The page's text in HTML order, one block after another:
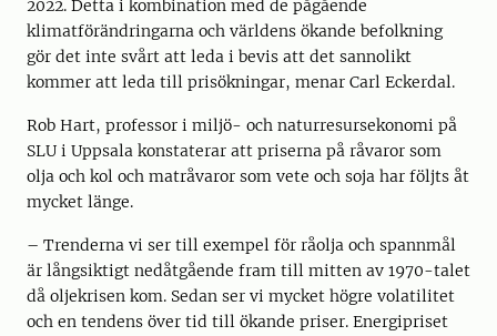
2022. Detta i kombination med de pågående
klimatförändringarna och världens ökande befolkning
gör det inte svårt att leda i bevis att det sannolikt
kommer att leda till prisökningar, menar Carl Eckerdal.
Rob Hart, professor i miljö- och naturresursekonomi på
SLU i Uppsala konstaterar att priserna på råvaror som
olja och kol och matråvaror som vete och soja har följts åt
mycket länge.
– Trenderna vi ser till exempel för råolja och spannmål
är långsiktigt nedåtgående fram till mitten av 1970-talet
då oljekrisen kom. Sedan ser vi mycket högre volatilitet
och en tendens över tid till ökande priser. Energipriset